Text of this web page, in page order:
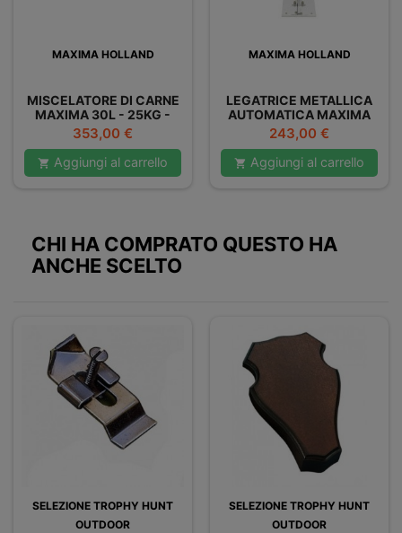
MAXIMA HOLLAND
MISCELATORE DI CARNE
MAXIMA 30L - 25KG -
DOPPIO
Prezzo
353,00 €
 Aggiungi al carrello
MAXIMA HOLLAND
LEGATRICE METALLICA
AUTOMATICA MAXIMA
Prezzo
243,00 €
 Aggiungi al carrello
CHI HA COMPRATO QUESTO HA
ANCHE SCELTO
SELEZIONE TROPHY HUNT
OUTDOOR
SELEZIONE TROPHY HUNT
OUTDOOR